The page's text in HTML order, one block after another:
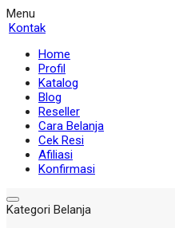
Menu
Kontak
Home
Profil
Katalog
Blog
Reseller
Cara Belanja
Cek Resi
Afiliasi
Konfirmasi
Kategori Belanja